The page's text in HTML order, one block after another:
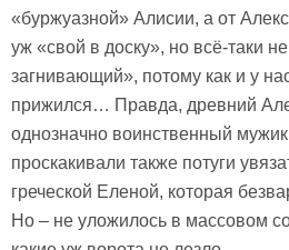
«буржуазной» Алисии, а от
уж «свой в доску», но всё-таки
загнивающий», потому как и у
прижился… Правда, древний
однозначно воинственный
проскакивали также потуги
греческой Еленой, которая
Но – не уложилось в массовом